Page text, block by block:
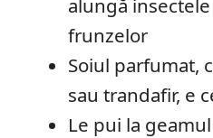
alungă
frunzelor
Soiul parfumat,
sau trandafir, e
Le pui la